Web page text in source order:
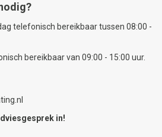
telefonisch bereikbaar tussen 08:00 -
bereikbaar van 09:00 - 15:00 uur.
in!